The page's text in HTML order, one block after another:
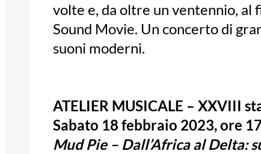
volte e, da oltre un ventennio,
Sound Movie. Un concerto di
suoni moderni.
ATELIER MUSICALE – XXVIII
Sabato 18 febbraio 2023, ore
Mud Pie – Dall’Africa al Delta: